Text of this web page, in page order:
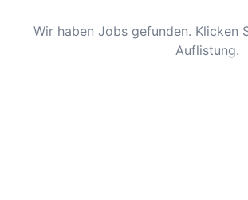
Wir haben Jobs gefunden. Klicken
Auflistung.